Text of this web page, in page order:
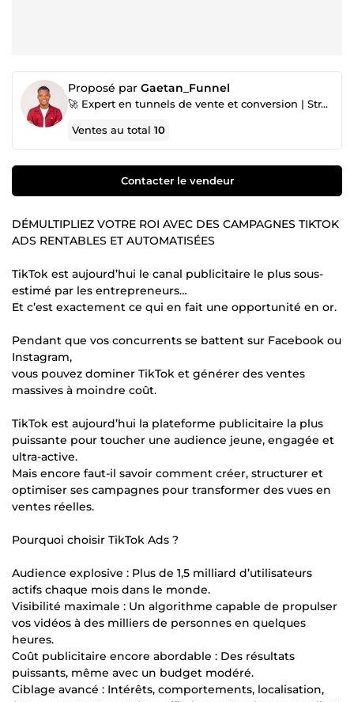
Proposé par Gaetan_Funnel
🚀 Expert en tunnels de vente et conversion | Stratégie marketing | Landing page | Page de vente
Ventes au total10
Contacter le vendeur
DÉMULTIPLIEZ VOTRE ROI AVEC DES CAMPAGNES TIKTOK
ADS RENTABLES ET AUTOMATISÉES
TikTok est aujourd’hui le canal publicitaire le plus sous-
estimé par les entrepreneurs…
Et c’est exactement ce qui en fait une opportunité en or.
Pendant que vos concurrents se battent sur Facebook ou
Instagram,
vous pouvez dominer TikTok et générer des ventes
massives à moindre coût.
TikTok est aujourd’hui la plateforme publicitaire la plus
puissante pour toucher une audience jeune, engagée et
ultra-active.
Mais encore faut-il savoir comment créer, structurer et
optimiser ses campagnes pour transformer des vues en
ventes réelles.
Pourquoi choisir TikTok Ads ?
Audience explosive : Plus de 1,5 milliard d’utilisateurs
actifs chaque mois dans le monde.
Visibilité maximale : Un algorithme capable de propulser
vos vidéos à des milliers de personnes en quelques
heures.
Coût publicitaire encore abordable : Des résultats
puissants, même avec un budget modéré.
Ciblage avancé : Intérêts, comportements, localisation,